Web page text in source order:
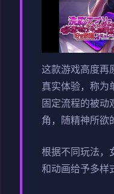
这款游戏高度再
真实体验，称为
固定流程的被动
角，随精神所欲
根据不同玩法，
和动画给予多样